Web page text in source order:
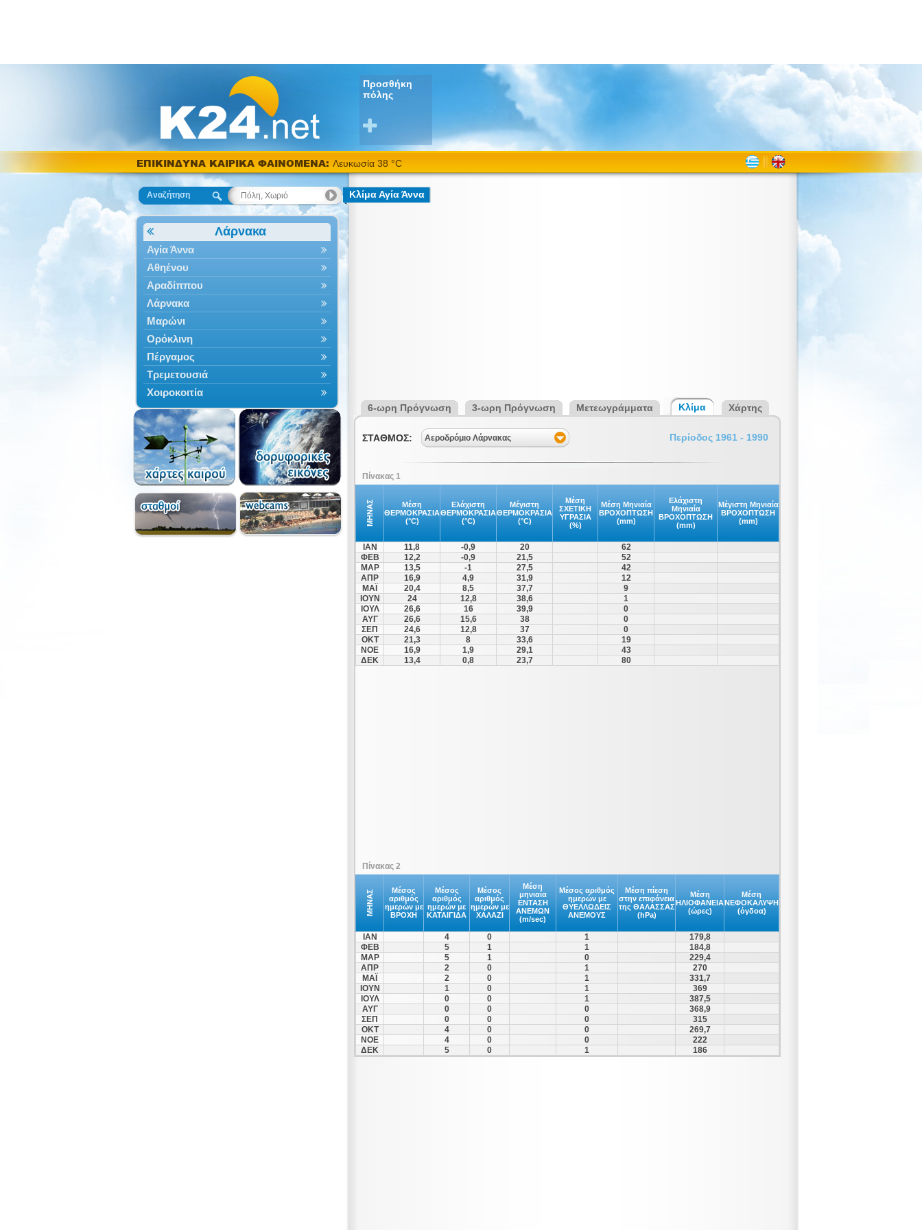
Προσθήκη
πόλης
ΕΠΙΚΙΝΔΥΝΑ ΚΑΙΡΙΚΑ ΦΑΙΝΟΜΕΝΑ: Λευκωσία 38 °C
Αναζήτηση
Λάρνακα
Αγία Άννα
Αθηένου
Αραδίππου
Λάρνακα
Μαρώνι
Ορόκλινη
Πέργαμος
Τρεμετουσιά
Χοιροκοιτία
Κλίμα Αγία Άννα
6-ωρη Πρόγνωση 3-ωρη Πρόγνωση Μετεωγράμματα Κλίμα Χάρτης
ΣΤΑΘΜΟΣ: Αεροδρόμιο Λάρνακας Περίοδος 1961 - 1990
Πίνακας 1
ΜΗΝΑΣ
Μέση
ΘΕΡΜΟΚΡΑΣΙΑ
(°C)
Ελάχιστη
ΘΕΡΜΟΚΡΑΣΙΑ
(°C)
Μέγιστη
ΘΕΡΜΟΚΡΑΣΙΑ
(°C)
Μέση
ΣΧΕΤΙΚΗ
ΥΓΡΑΣΙΑ
(%)
Μέση Μηνιαία
ΒΡΟΧΟΠΤΩΣΗ
(mm)
Ελάχιστη
Μηνιαία
ΒΡΟΧΟΠΤΩΣΗ
(mm)
Μέγιστη Μηνιαία
ΒΡΟΧΟΠΤΩΣΗ
(mm)
ΙΑΝ 11,8 -0,9 20
62
ΦΕΒ
12,2 -0,9 21,5
52
ΜΑΡ
13,5 -1 27,5
42
ΑΠΡ
16,9 4,9 31,9
12
ΜΑΪ
20,4 8,5 37,7
9
ΙΟΥΝ
24 12,8 38,6
1
ΙΟΥΛ
26,6 16 39,9
0
ΑΥΓ
26,6 15,6 38
0
ΣΕΠ
24,6 12,8 37
0
ΟΚΤ
21,3 8 33,6
19
ΝΟΕ
16,9 1,9 29,1
43
ΔΕΚ
13,4 0,8 23,7 80
Πίνακας 2
ΜΗΝΑΣ
Μέσος
αριθμός
ημερών με
ΒΡΟΧΗ
Μέσος
αριθμός
ημερών με
ΚΑΤΑΙΓΙΔΑ
Μέσος
αριθμός
ημερών με
ΧΑΛΑΖΙ
Μέση
μηνιαία
ΕΝΤΑΣΗ
ΑΝΕΜΩΝ
(m/sec)
Μέσος αριθμός
ημερών με
ΘΥΕΛΛΩΔΕΙΣ
ΑΝΕΜΟΥΣ
Μέση πίεση
στην επιφάνεια
της ΘΑΛΑΣΣΑΣ
(hPa)
Μέση
ΗΛΙΟΦΑΝΕΙΑ
(ώρες)
Μέση
ΝΕΦΟΚΑΛΥΨΗ
(όγδοα)
ΙΑΝ 4 0 1
179,8
ΦΕΒ
5 1 1
184,8
ΜΑΡ
5 1 0
229,4
ΑΠΡ
2 0 1
270
ΜΑΪ
2 0 1
331,7
ΙΟΥΝ
1 0 1
369
ΙΟΥΛ
0 0 1
387,5
ΑΥΓ
0 0 0
368,9
ΣΕΠ
0 0 0
315
ΟΚΤ
4 0 0
269,7
ΝΟΕ
4 0 0
222
ΔΕΚ
5 0 1 186